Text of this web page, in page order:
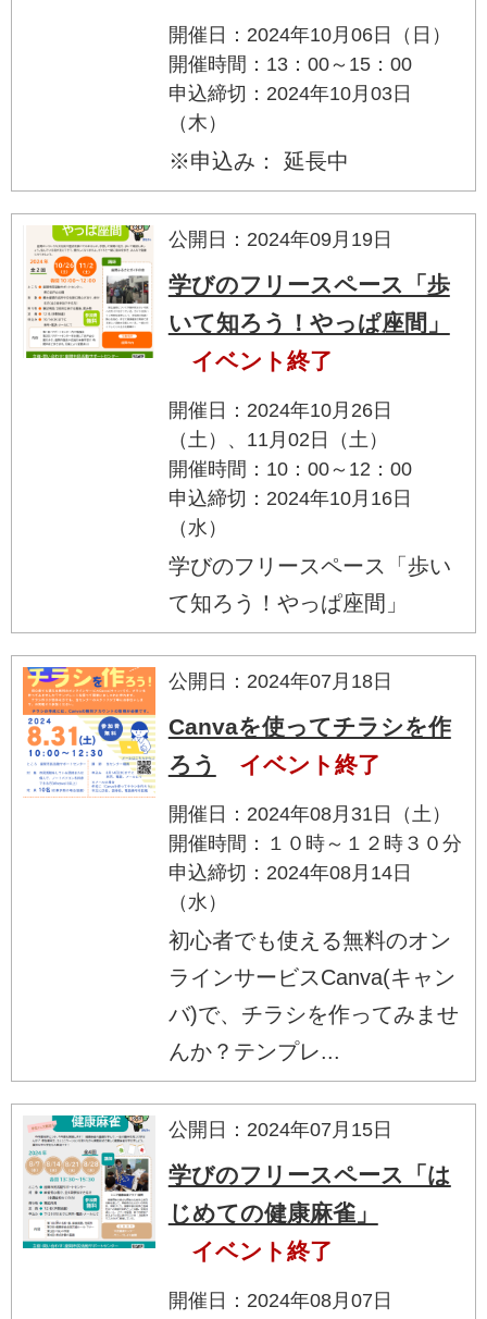
開催日：2024年10月06日（日）
開催時間：13：00～15：00
申込締切：2024年10月03日
（木）
※申込み： 延長中
公開日：2024年09月19日
学びのフリースペース「歩
いて知ろう！やっぱ座間」
イベント終了
開催日：2024年10月26日
（土）、11月02日（土）
開催時間：10：00～12：00
申込締切：2024年10月16日
（水）
学びのフリースペース「歩い
て知ろう！やっぱ座間」
公開日：2024年07月18日
Canvaを使ってチラシを作
ろう
イベント終了
開催日：2024年08月31日（土）
開催時間：１０時～１２時３０分
申込締切：2024年08月14日
（水）
初心者でも使える無料のオン
ラインサービスCanva(キャン
バ)で、チラシを作ってみませ
んか？テンプレ...
公開日：2024年07月15日
学びのフリースペース「は
じめての健康麻雀」
イベント終了
開催日：2024年08月07日